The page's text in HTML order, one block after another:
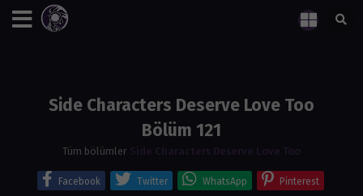
Side Characters Deserve Love Too
Bölüm 121
Tüm bölümler Side Characters Deserve Love Too
Facebook Twitter WhatsApp Pinterest